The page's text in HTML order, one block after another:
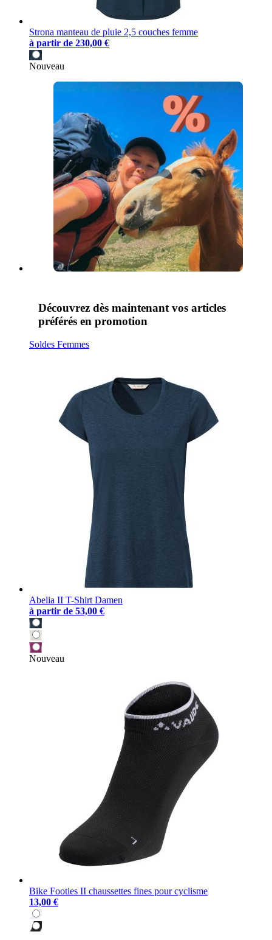
Strona manteau de pluie 2,5 couches femme
à partir de 230,00 €
Nouveau
Découvrez dès maintenant vos articles
préférés en promotion
Soldes Femmes
Abelia II T-Shirt Damen
à partir de 53,00 €
Nouveau
Bike Footies II chaussettes fines pour cyclisme
13,00 €